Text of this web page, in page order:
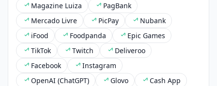
Magazine Luiza
PagBank
Mercado Livre
PicPay
Nubank
iFood
Foodpanda
Epic Games
TikTok
Twitch
Deliveroo
Facebook
Instagram
OpenAI (ChatGPT)
Glovo
Cash App